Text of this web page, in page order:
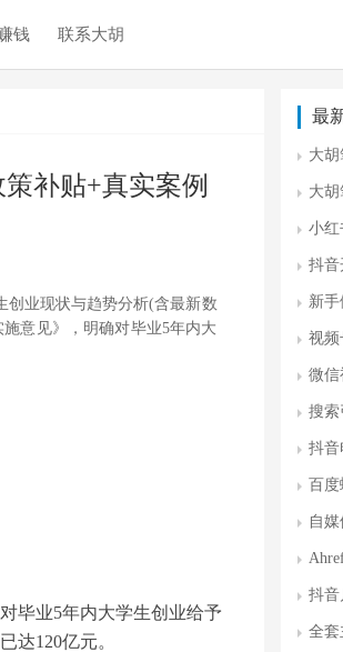
钱 联系大胡
补贴+真实案例
创业现状与趋势分析(含最新数
意见》，明确对毕业5年内大
毕业5年内大学生创业给予
达120亿元。
最
新
视频
搜索
百
自
抖音